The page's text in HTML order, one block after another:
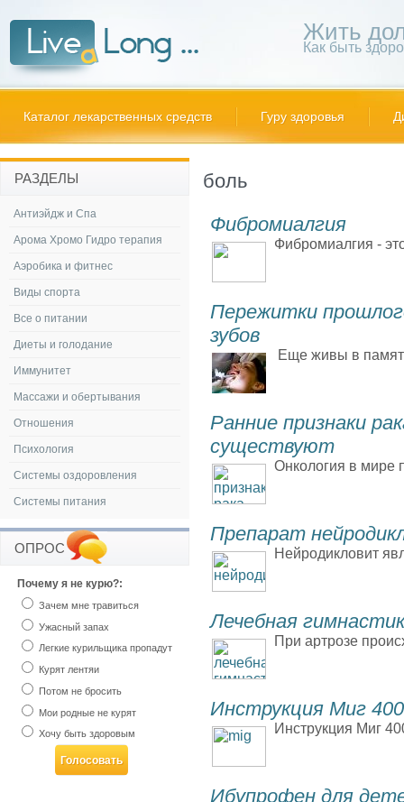
Жить
Как быть
Каталог лекарственных средств Гуру здоровья
боль
Фибромиалгия
Фибромиалгия -
Пережитки
зубов
Еще живы в
Ранние признаки
существуют
Онкология в мире
Препарат
Нейродикловит
Лечебная
При артрозе
Инструкция Миг 400
Инструкция Миг
Ибупрофен для
РАЗДЕЛЫ
Антиэйдж и Спа
Арома Хромо Гидро терапия
Аэробика и фитнес
Виды спорта
Все о питании
Диеты и голодание
Иммунитет
Массажи и обертывания
Отношения
Психология
Системы оздоровления
Системы питания
ОПРОС
Почему я не курю?:
Зачем мне травиться
Ужасный запах
Легкие курильщика пропадут
Курят лентяи
Потом не бросить
Мои родные не курят
Хочу быть здоровым